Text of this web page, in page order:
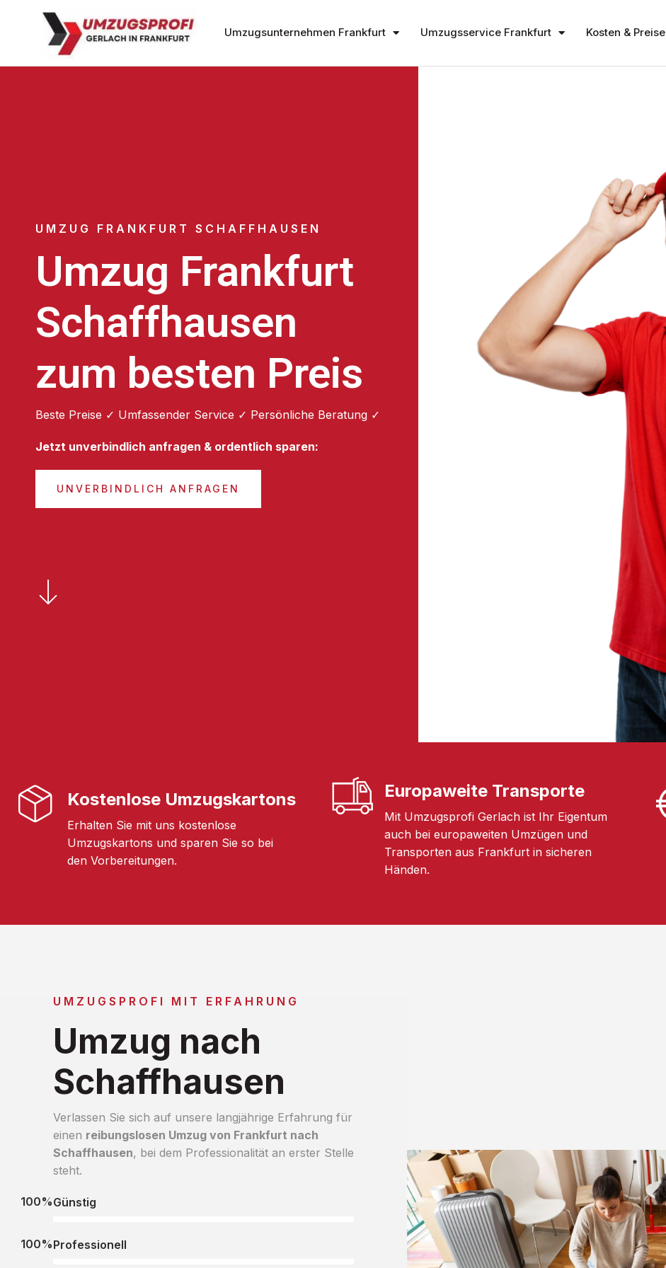
Umzugsunternehmen Frankfurt Umzugsservice Frankfurt Kosten & Preise
UMZUG FRANKFURT SCHAFFHAUSEN
Umzug Frankfurt
Schaffhausen
zum besten Preis
Beste Preise ✓ Umfassender Service ✓ Persönliche Beratung ✓
Jetzt unverbindlich anfragen & ordentlich sparen:
UNVERBINDLICH ANFRAGEN
Kostenlose Umzugskartons
Erhalten Sie mit uns kostenlose
Umzugskartons und sparen Sie so bei
den Vorbereitungen.
Europaweite Transporte
Mit Umzugsprofi Gerlach ist Ihr Eigentum
auch bei europaweiten Umzügen und
Transporten aus Frankfurt in sicheren
Händen.
UMZUGSPROFI MIT ERFAHRUNG
Umzug nach
Schaffhausen
Verlassen Sie sich auf unsere langjährige Erfahrung für
einen reibungslosen Umzug von Frankfurt nach
Schaffhausen, bei dem Professionalität an erster Stelle
steht.
Günstig
100%
Professionell
100%